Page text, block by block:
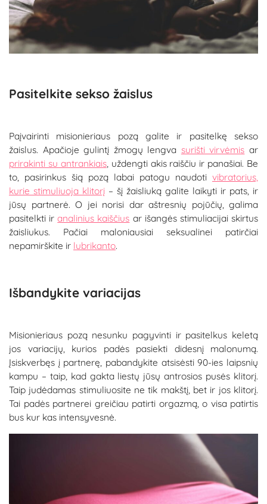
Pasitelkite sekso žaislus
Paįvairinti misionieriaus pozą galite ir pasitelkę sekso
žaislus. Apačioje gulintį žmogų lengva surišti virvėmis ar
prirakinti su antrankiais, uždengti akis raiščiu ir panašiai. Be
to, pasirinkus šią pozą labai patogu naudoti vibratorius,
kurie stimuliuoja klitorį – šį žaisliuką galite laikyti ir pats, ir
jūsų partnerė. O jei norisi dar aštresnių pojūčių, galima
pasitelkti iranalinius kaiščius ar išangės stimuliacijai skirtus
žaisliukus. Pačiai maloniausiai seksualinei patirčiai
nepamirškite ir lubrikanto.
Išbandykite variacijas
Misionieriaus pozą nesunku pagyvinti ir pasitelkus keletą
jos variacijų, kurios padės pasiekti didesnį malonumą.
Įsiskverbęs į partnerę, pabandykite atsisėsti 90-ies laipsnių
kampu – taip, kad gakta liestų jūsų antrosios pusės klitorį.
Taip judėdamas stimuliuosite ne tik makštį, bet ir jos klitorį.
Tai padės partnerei greičiau patirti orgazmą, o visa patirtis
bus kur kas intensyvesnė.